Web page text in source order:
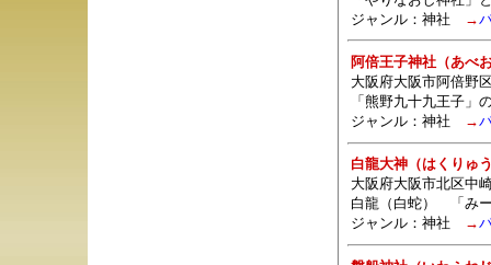
ジャンル： 神社 →
阿倍王子神社（あべ
大阪府大阪市阿倍野
「熊野九十九王子」
ジャンル： 神社 →
白龍大神（はくりゅ
大阪府大阪市北区中
白龍（白蛇） 「み
ジャンル： 神社 →